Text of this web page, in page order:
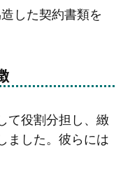
した契約書類を
て役割分担し、緻
ました。彼らには